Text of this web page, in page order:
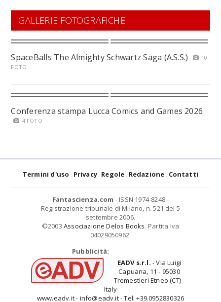
GALLERIE FOTOGRAFICHE
SpaceBalls The Almighty Schwartz Saga (A.S.S.)
10
FOTO
Conferenza stampa Lucca Comics and Games 2026
4 FOTO
Termini d'uso Privacy Regole Redazione Contatti
Fantascienza.com - ISSN 1974-8248 -
Registrazione tribunale di Milano, n. 521 del 5
settembre 2006.
©2003 Associazione Delos Books. Partita Iva
04029050962.
Pubblicità:
EADV s.r.l. - Via Luigi
Capuana, 11 - 95030
Tremestieri Etneo (CT) -
Italy
www.eadv.it - info@eadv.it - Tel: +39.0952830326